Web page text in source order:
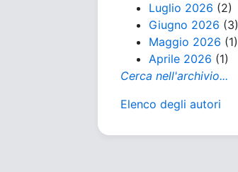
Luglio 2026 (2)
Giugno 2026 (3)
Maggio 2026 (1)
Aprile 2026 (1)
Cerca nell'archivio...
Elenco degli autori